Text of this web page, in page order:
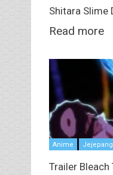
Shitara Slime
Read more
Anime
Trailer Bleach